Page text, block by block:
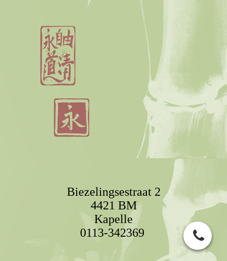
Biezelingsestraat 2
4421 BM
Kapelle
0113-342369